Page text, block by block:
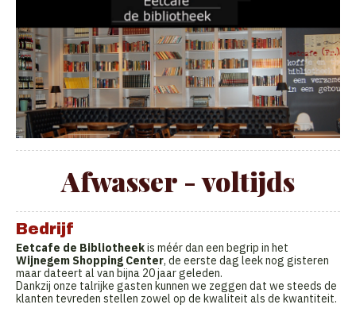
Afwasser - voltijds
Bedrijf
Eetcafe de Bibliotheekis méér dan een begrip in het
Wijnegem Shopping Center, de eerste dag leek nog gisteren
maar dateert al van bijna 20 jaar geleden.
Dankzij onze talrijke gasten kunnen we zeggen dat we steeds de
klanten tevreden stellen zowel op de kwaliteit als de kwantiteit.